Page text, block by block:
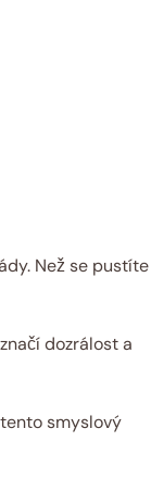
Než se pustíte
dozrálost a
smyslový